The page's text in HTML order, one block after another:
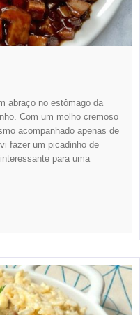
abraço no estômago da
Com um molho cremoso
acompanhado apenas de
fazer um picadinho de
para uma